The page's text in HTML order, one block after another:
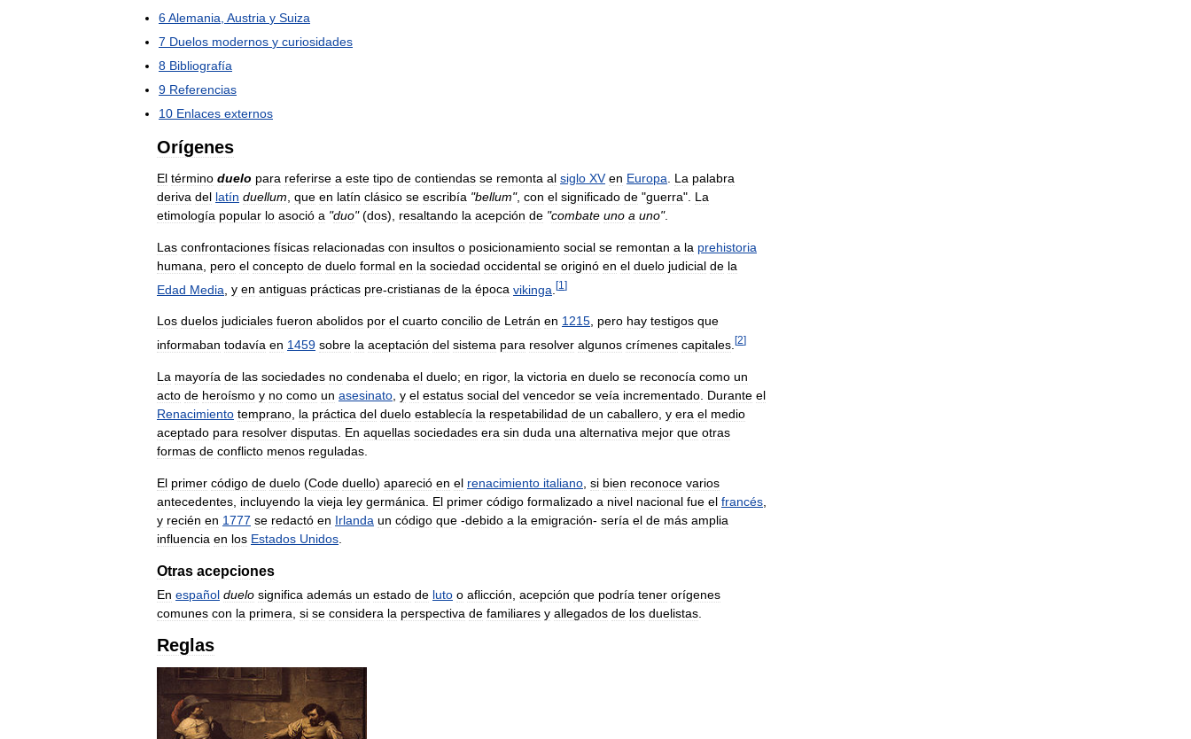
6Alemania Austria y Suiza
7 Duelos modernos y curiosidades
8 Bibliografía
9 Referencias
10 Enlaces externos
Orígenes
El término duelo para referirse a este tipo de contiendas se remonta al siglo XV en Europa La palabra
deriva del latín duellum que en latín clásico se escribía "bellum", con el significado de "guerra". La
etimología popular lo asoció a "duo"(dos), resaltando la acepción de "combate uno a uno".
Las confrontaciones físicas relacionadas con insultos o posicionamiento social se remontan a la prehistoria
humana
pero el concepto de duelo formal en la sociedad occidental se originó en el duelo judicial de la
Edad Media y en antiguas prácticas pre-cristianas de la época vikinga [1 ]
Los duelos judiciales fueron abolidos por el cuarto concilio de Letrán en 1215, pero hay testigos que
informaban todavía en 1459 sobre la aceptación del sistema para resolver algunos crímenes capitales [2]
La mayoría de las sociedades no condenaba el duelo; en rigor, la victoria en duelo se reconocía como un
acto de heroísmo y no como un asesinato y el estatus social del vencedor se veía incrementado Durante el
Renacimiento temprano la práctica del duelo establecía la respetabilidad de un caballero y era el medio
aceptado para resolver disputas En aquellas sociedades era sin duda una alternativa mejor que otras
formas de conflicto menos reguladas
El primer código de duelo (Code duello) apareció en el renacimiento italiano si bien reconoce varios
antecedentes incluyendo la vieja ley germánica El primer código formalizado a nivel nacional fue el francés
y recién en 1777 se redactó en Irlanda un código que -debido a la emigración- sería el de más amplia
influencia en los Estados Unidos
Otras acepciones
En español duelo significa además un estado de luto o aflicción acepción que podría tener orígenes
comunes con la primera si se considera la perspectiva de familiares y allegados de los duelistas
Reglas